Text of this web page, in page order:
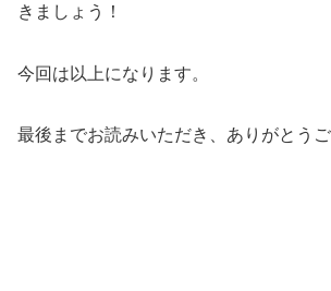
きましょう！
今回は以上になります。
最後までお読みいただき、ありがとうご